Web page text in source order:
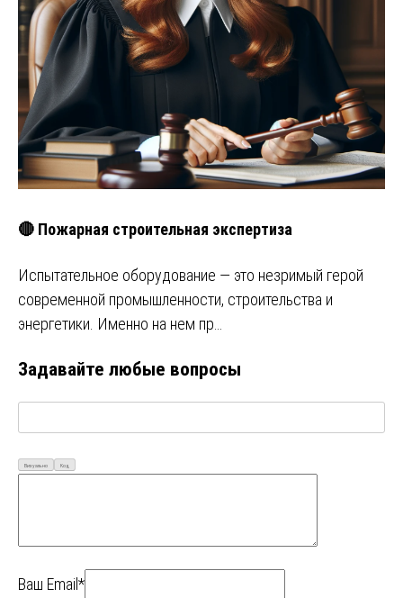
🔴 Пожарная строительная экспертиза
Испытательное оборудование — это незримый герой
современной промышленности, строительства и
энергетики. Именно на нем пр…
Задавайте любые вопросы
Визуально Код
Ваш Email*